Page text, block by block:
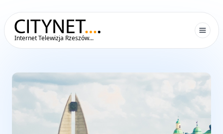
Internet Telewizja Rzeszów...